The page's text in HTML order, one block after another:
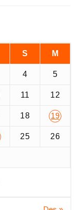
S M
4 5
11 12
18 19
25 26